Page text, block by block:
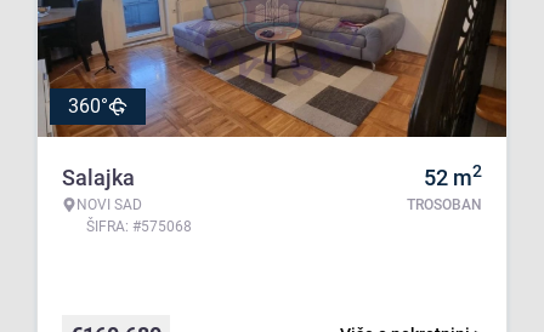
360°
Salajka
NOVI SAD
ŠIFRA: #575068
52 m2
TROSOBAN